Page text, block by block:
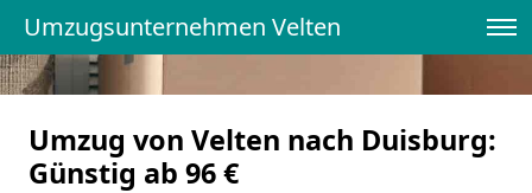
Umzugsunternehmen Velten
Umzug von Velten nach Duisburg:
Günstig ab 96 €